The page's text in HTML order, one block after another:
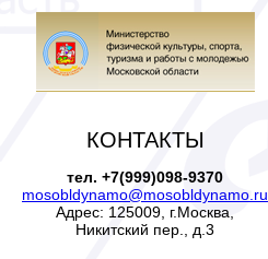
КОНТАКТЫ
тел. +7(999)098-9370
mosobldynamo@mosobldynamo.ru
Адрес: 125009, г.Москва,
Никитский пер., д.3